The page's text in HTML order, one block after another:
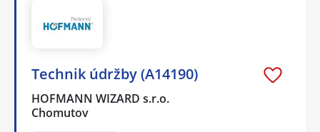
Technik údržby (A14190)
HOFMANN WIZARD s.r.o.
Chomutov